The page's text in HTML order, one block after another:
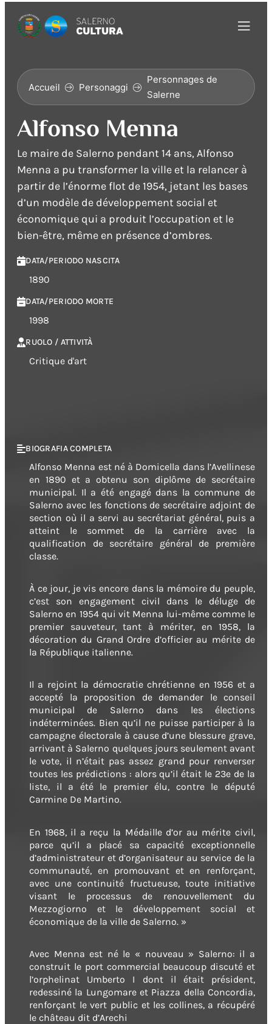
Accueil Personaggi
Personnages de
Salerne
Alfonso Menna
Le maire de Salerno pendant 14 ans, Alfonso
Menna a pu transformer la ville et la relancer à
partir de l’énorme flot de 1954, jetant les bases
d’un modèle de développement social et
économique qui a produit l’occupation et le
bien-être, même en présence d’ombres.
DATA/PERIODO NASCITA
1890
DATA/PERIODO MORTE
1998
RUOLO / ATTIVITÀ
Critique d'art
BIOGRAFIA COMPLETA
Alfonso Menna est né à Domicella dans l’Avellinese
en 1890 et a obtenu son diplôme de secrétaire
municipal. Il a été engagé dans la commune de
Salerno avec les fonctions de secrétaire adjoint de
section où il a servi au secrétariat général, puis a
atteint le sommet de la carrière avec la
qualification de secrétaire général de première
classe.
À ce jour, je vis encore dans la mémoire du peuple,
c’est son engagement civil dans le déluge de
Salerno en 1954 qui vit Menna lui-même comme le
premier sauveteur, tant à mériter, en 1958, la
décoration du Grand Ordre d’officier au mérite de
la République italienne.
Il a rejoint la démocratie chrétienne en 1956 et a
accepté la proposition de demander le conseil
municipal de Salerno dans les élections
indéterminées. Bien qu’il ne puisse participer à la
campagne électorale à cause d’une blessure grave,
arrivant à Salerno quelques jours seulement avant
le vote, il n’était pas assez grand pour renverser
toutes les prédictions : alors qu’il était le 23e de la
liste, il a été le premier élu, contre le député
Carmine De Martino.
En 1968, il a reçu la Médaille d’or au mérite civil,
parce qu’il a placé sa capacité exceptionnelle
d’administrateur et d’organisateur au service de la
communauté, en promouvant et en renforçant,
avec une continuité fructueuse, toute initiative
visant le processus de renouvellement du
Mezzogiorno et le développement social et
économique de la ville de Salerno. »
Avec Menna est né le « nouveau » Salerno: il a
construit le port commercial beaucoup discuté et
l’orphelinat Umberto I dont il était président,
redessiné la Lungomare et Piazza della Concordia,
renforçant le vert public et les collines, a récupéré
le château dit d’Arechi